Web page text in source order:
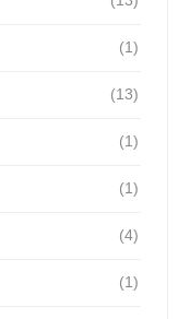
(1)
(13)
(1)
(1)
(4)
(1)